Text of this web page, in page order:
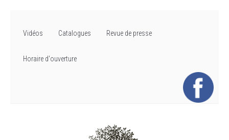
Vidéos Catalogues Revue de presse
Horaire d'ouverture